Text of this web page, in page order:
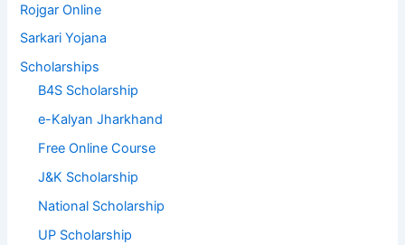
Rojgar Online
Sarkari Yojana
Scholarships
B4S Scholarship
e-Kalyan Jharkhand
Free Online Course
J&K Scholarship
National Scholarship
UP Scholarship